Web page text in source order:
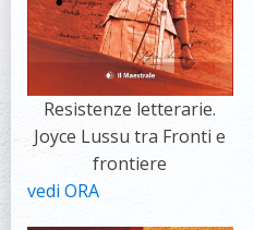
Resistenze letterarie.
Joyce Lussu tra Fronti e
frontiere
vedi ORA